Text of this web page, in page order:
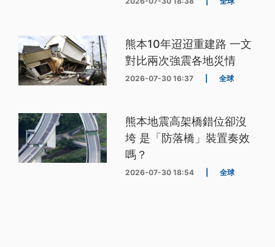
熊本10年迢迢重建路 一文
對比兩次強震各地災情
2026-07-30 16:37 全球
熊本地震高架橋錯位卻沒
垮 是「防落橋」裝置奏效
嗎？
2026-07-30 18:54 全球